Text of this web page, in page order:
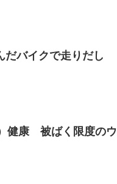
だバイクで走りだし
健康 被ばく限度のウ